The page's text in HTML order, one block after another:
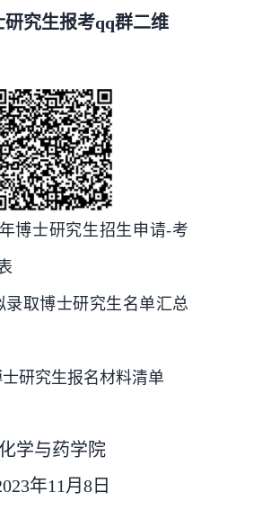
研究生报考qq群二维
博士研究生招生申请-考
录取博士研究生名单汇总
士研究生报名材料清单
化学与药学院
年11月8日